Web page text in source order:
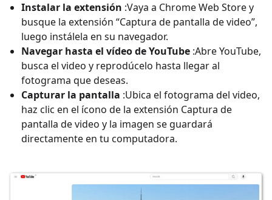
Instalar la extensión :Vaya a Chrome Web Store y
busque la extensión “Captura de pantalla de video”,
luego instálela en su navegador.
Navegar hasta el vídeo de YouTube :Abre YouTube,
busca el video y reprodúcelo hasta llegar al
fotograma que deseas.
Capturar la pantalla :Ubica el fotograma del video,
haz clic en el ícono de la extensión Captura de
pantalla de video y la imagen se guardará
directamente en tu computadora.